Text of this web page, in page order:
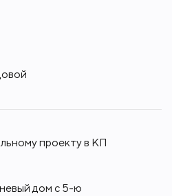
проекту в КП
дом с 5-ю